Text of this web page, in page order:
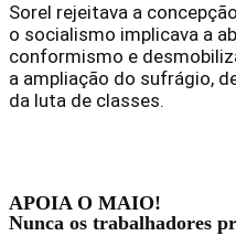
Sorel rejeitava a
o socialismo implicava a
conformismo e
a ampliação do sufrágio,
da luta de classes.
APOIA O MAIO!
Nunca os trabalhadores